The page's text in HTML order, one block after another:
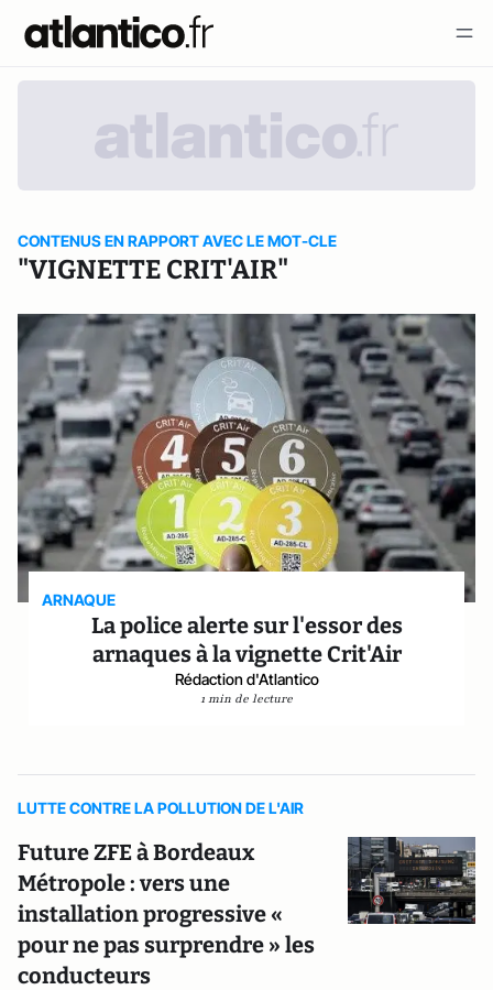
CONTENUS EN RAPPORT AVEC LE MOT-CLE
"VIGNETTE CRIT'AIR"
ARNAQUE
La police alerte sur l'essor des
arnaques à la vignette Crit'Air
Rédaction d'Atlantico
1 min de lecture
LUTTE CONTRE LA POLLUTION DE L'AIR
Future ZFE à Bordeaux
Métropole : vers une
installation progressive «
pour ne pas surprendre » les
conducteurs